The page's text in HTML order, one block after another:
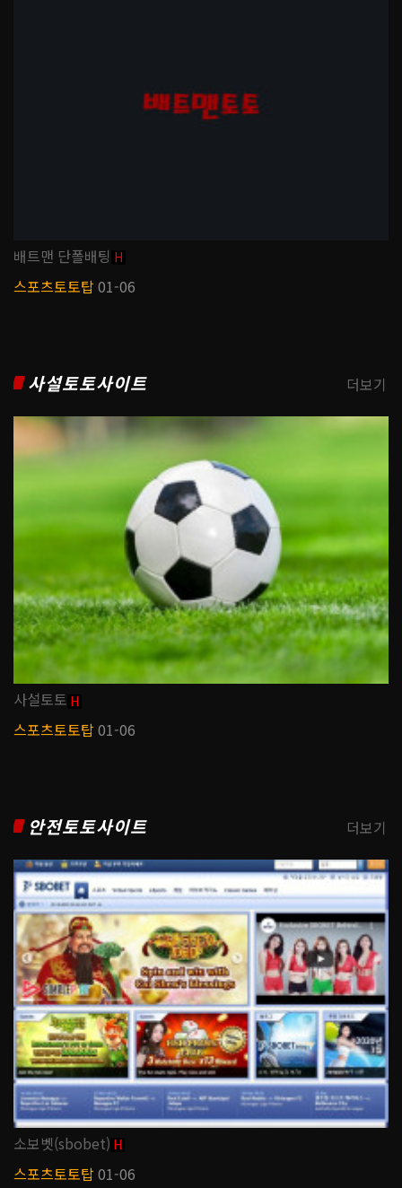
배트맨 단폴배팅 H
스포츠토토탑01-06
사설토토사이트
사설토토 H
스포츠토토탑01-06
더보기
안전토토사이트
소보벳(sbobet) H
스포츠토토탑01-06
더보기